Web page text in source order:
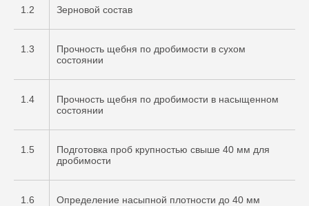
1.2 Зерновой состав
1.3
Прочность щебня по дробимости в сухом
состоянии
1.4
Прочность щебня по дробимости в насыщенном
состоянии
1.5
Подготовка проб крупностью свыше 40 мм для
дробимости
1.6 Определение насыпной плотности до 40 мм